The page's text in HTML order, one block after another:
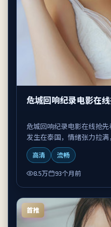
危城回响纪录电影在
危城回响纪录电影在线抢
发生在泰国，情绪张力拉满
高清
流畅
8.5万
93个月前
首推